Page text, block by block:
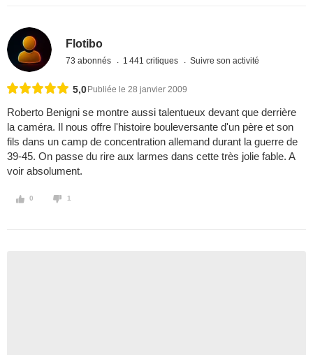
Flotibo
73 abonnés 1 441 critiques Suivre son activité
5,0 Publiée le 28 janvier 2009
Roberto Benigni se montre aussi talentueux devant que derrière
la caméra. Il nous offre l'histoire bouleversante d'un père et son
fils dans un camp de concentration allemand durant la guerre de
39-45. On passe du rire aux larmes dans cette très jolie fable. A
voir absolument.
0 1